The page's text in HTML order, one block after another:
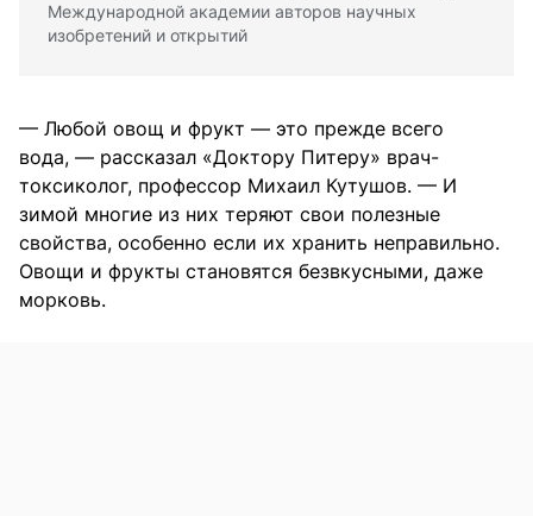
Международной академии авторов научных
изобретений и открытий
— Любой овощ и фрукт — это прежде всего
вода, — рассказал «Доктору Питеру» врач-
токсиколог, профессор Михаил Кутушов. — И
зимой многие из них теряют свои полезные
свойства, особенно если их хранить неправильно.
Овощи и фрукты становятся безвкусными, даже
морковь.